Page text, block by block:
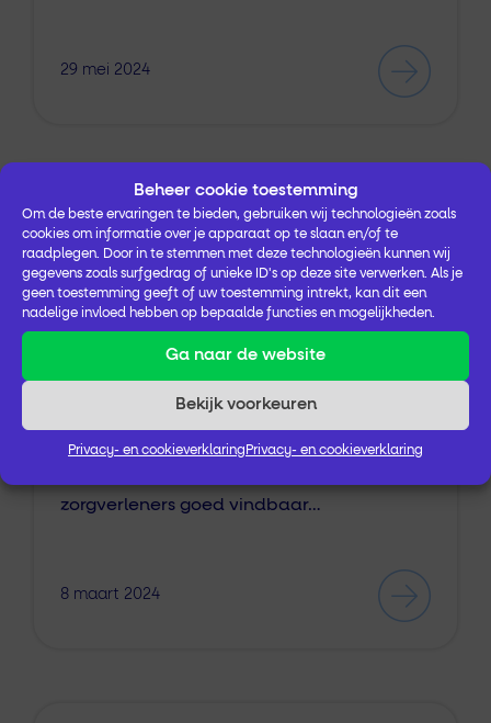
Beheer cookie toestemming
Om de beste ervaringen te bieden, gebruiken wij technologieën zoals
cookies om informatie over je apparaat op te slaan en/of te
raadplegen. Door in te stemmen met deze technologieën kunnen wij
gegevens zoals surfgedrag of unieke ID's op deze site verwerken. Als je
geen toestemming geeft of uw toestemming intrekt, kan dit een
nadelige invloed hebben op bepaalde functies en mogelijkheden.
Ga naar de website
Bekijk voorkeuren
Privacy- en cookieverklaring Privacy- en cookieverklaring
29 mei 2024
Salland Vechtdal Zwolle Oncologie
Websites
oncologiezorgnetwerken regio’s
In samenwerking met het IKNL wordt hard
gewerkt aan het zichtbaar maken van de
zorgverleners goed vindbaar…
8 maart 2024